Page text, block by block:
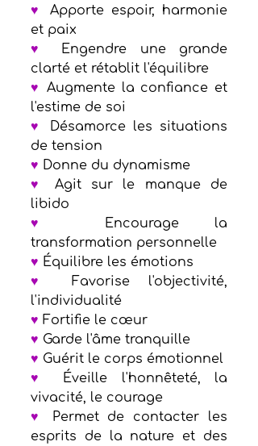
♥
Apporte espoir, harmonie
et paix
♥
Engendre une grande
clarté et rétablit l'équilibre
♥
Augmente la confiance et
l'estime de soi
♥
Désamorce les situations
de tension
♥ Donne du dynamisme
♥
Agit sur le manque de
libido
♥
Encourage la
transformation personnelle
♥ Équilibre les émotions
♥
Favorise l'objectivité,
l'individualité
♥ Fortifie le cœur
♥ Garde l'âme tranquille
♥ Guérit le corps émotionnel
♥
Éveille l'honnêteté, la
vivacité, le courage
♥
Permet de contacter les
esprits de la nature et des